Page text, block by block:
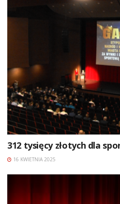
312 tysięcy złotych dla
16 KWIETNIA 2025